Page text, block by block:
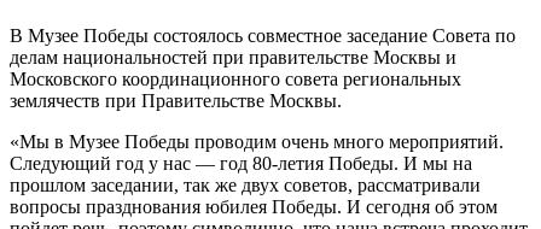
В Музее Победы состоялось совместное заседание Совета по
делам национальностей при правительстве Москвы и
Московского координационного совета региональных
землячеств при Правительстве Москвы.
«Мы в Музее Победы проводим очень много мероприятий.
Следующий год у нас — год 80-летия Победы. И мы на
прошлом заседании, так же двух советов, рассматривали
вопросы празднования юбилея Победы. И сегодня об этом